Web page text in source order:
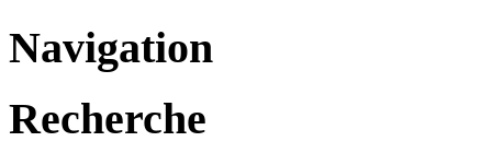
Navigation
Recherche